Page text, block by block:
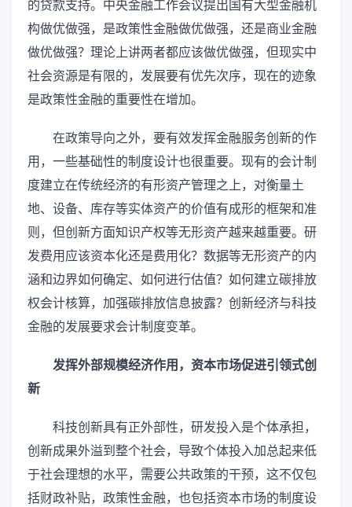
的贷款支持。中央金融工作会议提出国有大型金融机
构做优做强，是政策性金融做优做强，还是商业金融
做优做强？理论上讲两者都应该做优做强，但现实中
社会资源是有限的，发展要有优先次序，现在的迹象
是政策性金融的重要性在增加。
在政策导向之外，要有效发挥金融服务创新的作
用，一些基础性的制度设计也很重要。现有的会计制
度建立在传统经济的有形资产管理之上，对衡量土
地、设备、库存等实体资产的价值有成形的框架和准
则，但创新方面知识产权等无形资产越来越重要。研
发费用应该资本化还是费用化？数据等无形资产的内
涵和边界如何确定、如何进行估值？如何建立碳排放
权会计核算，加强碳排放信息披露？创新经济与科技
金融的发展要求会计制度变革。
发挥外部规模经济作用，资本市场促进引领式创
新
科技创新具有正外部性，研发投入是个体承担，
创新成果外溢到整个社会，导致个体投入加总起来低
于社会理想的水平，需要公共政策的干预，这不仅包
括财政补贴，政策性金融，也包括资本市场的制度设